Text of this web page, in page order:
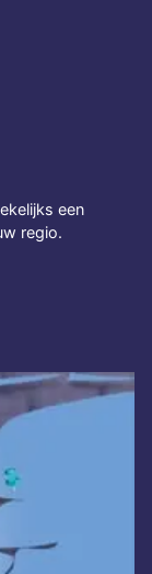
een
regio.